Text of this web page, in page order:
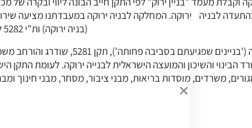
לבניה ירוקה. המחלקה לבניה ירוקה במעבדתנו מציעה שירות בדיקה
(בניה ירוקה) ות"י 5282 לדירוג אגטי למבנים.
הבינוי והשיכון והמועצה הישראלית לבנייה ירוקה. לעומת התקן
משרדים, מוסדות בריאות, מבני ציבור, מסחר, מבני חינוך